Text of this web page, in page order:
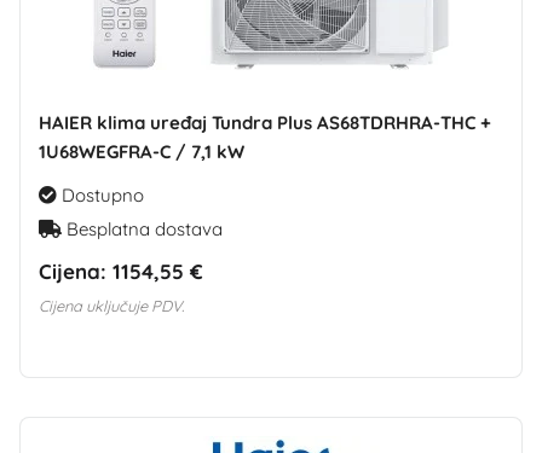
HAIER klima uređaj Tundra Plus AS68TDRHRA-THC +
1U68WEGFRA-C / 7,1 kW
Dostupno
Besplatna dostava
Cijena: 1154,55 €
Cijena uključuje PDV.